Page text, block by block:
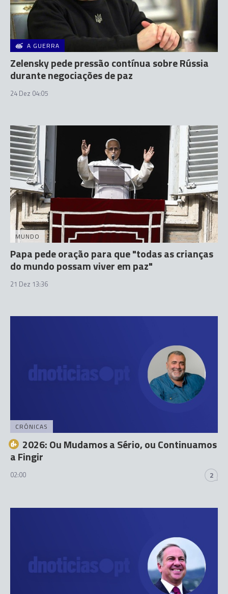
A GUERRA
Zelensky pede pressão contínua sobre Rússia
durante negociações de paz
24 Dez 04:05
MUNDO
Papa pede oração para que "todas as crianças
do mundo possam viver em paz"
21 Dez 13:36
CRÓNICAS
2026: Ou Mudamos a Sério, ou Continuamos
a Fingir
02:00 2